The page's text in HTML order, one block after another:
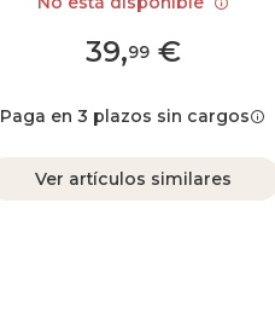
39,99€
Paga en 3 plazos sin cargos
Ver artículos similares